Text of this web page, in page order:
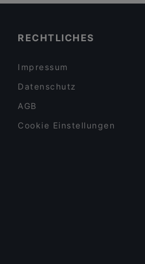
RECHTLICHES
Impressum
Datenschutz
AGB
Cookie Einstellungen